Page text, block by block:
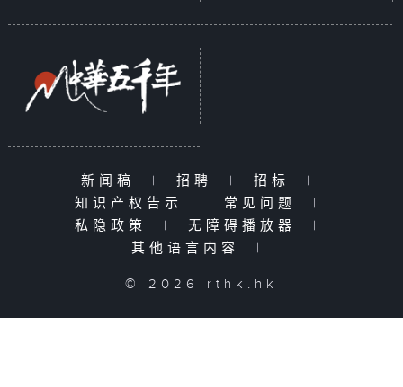
新闻稿 | 招聘 | 招标
|
知识产权告示
| 常见问题
|
私隐政策
| 无障碍播放器
|
其他语言内容
|
© 2026 rthk.hk